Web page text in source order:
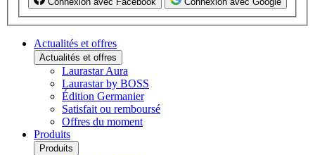
Actualités et offres
Actualités et offres
Laurastar Aura
Laurastar by BOSS
Édition Germanier
Satisfait ou remboursé
Offres du moment
Produits
Produits